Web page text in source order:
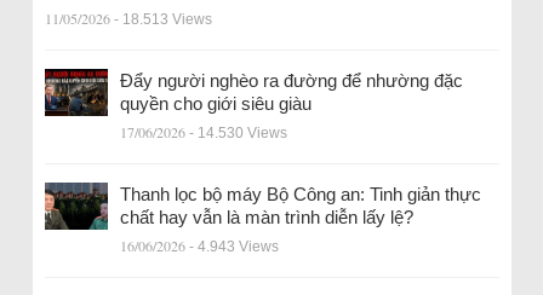
11/05/2026 - 18.513 Views
Đẩy người nghèo ra đường để nhường đặc
quyền cho giới siêu giàu
17/06/2026 - 14.530 Views
Thanh lọc bộ máy Bộ Công an: Tinh giản thực
chất hay vẫn là màn trình diễn lấy lệ?
16/06/2026 - 4.943 Views